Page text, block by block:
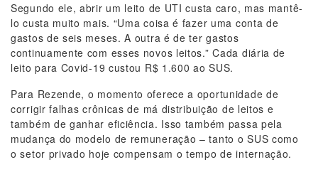
Segundo ele, abrir um leito de UTI custa caro, mas mantê-
lo custa muito mais. “Uma coisa é fazer uma conta de
gastos de seis meses. A outra é de ter gastos
continuamente com esses novos leitos.” Cada diária de
leito para Covid-19 custou R$ 1.600 ao SUS.
Para Rezende, o momento oferece a oportunidade de
corrigir falhas crônicas de má distribuição de leitos e
também de ganhar eficiência. Isso também passa pela
mudança do modelo de remuneração – tanto o SUS como
o setor privado hoje compensam o tempo de internação.